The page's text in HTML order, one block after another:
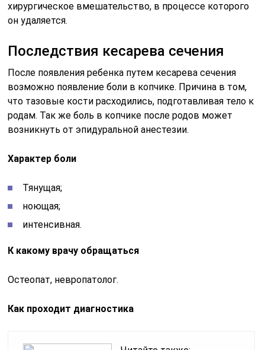
хирургическое вмешательство, в процессе которого
он удаляется.
Последствия кесарева сечения
После появления ребенка путем кесарева сечения
возможно появление боли в копчике. Причина в том,
что тазовые кости расходились, подготавливая тело к
родам. Так же боль в копчике после родов может
возникнуть от эпидуральной анестезии.
Характер боли
Тянущая;
ноющая;
интенсивная.
К какому врачу обращаться
Остеопат, невропатолог.
Как проходит диагностика